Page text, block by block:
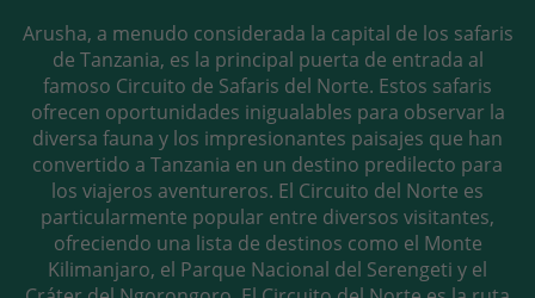
Arusha, a menudo considerada la capital de los safaris
de Tanzania, es la principal puerta de entrada al
famoso Circuito de Safaris del Norte. Estos safaris
ofrecen oportunidades inigualables para observar la
diversa fauna y los impresionantes paisajes que han
convertido a Tanzania en un destino predilecto para
los viajeros aventureros. El Circuito del Norte es
particularmente popular entre diversos visitantes,
ofreciendo una lista de destinos como el Monte
Kilimanjaro, el Parque Nacional del Serengeti y el